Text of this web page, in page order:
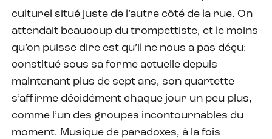
culturel situé juste de l’autre côté de la rue. On
attendait beaucoup du trompettiste, et le moins
qu’on puisse dire est qu’il ne nous a pas déçu:
constitué sous sa forme actuelle depuis
maintenant plus de sept ans, son quartette
s’affirme décidément chaque jour un peu plus,
comme l’un des groupes incontournables du
moment. Musique de paradoxes, à la fois